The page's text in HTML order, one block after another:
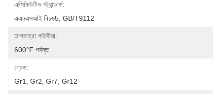
এক্সিকিউটিভ স্ট্যান্ডার্ড:
এএনএসআই বি১৬5, GB/T9112
তাপমাত্রা পরিসীমা:
600°F পর্যন্ত
গ্রেড:
Gr1, Gr2, Gr7, Gr12